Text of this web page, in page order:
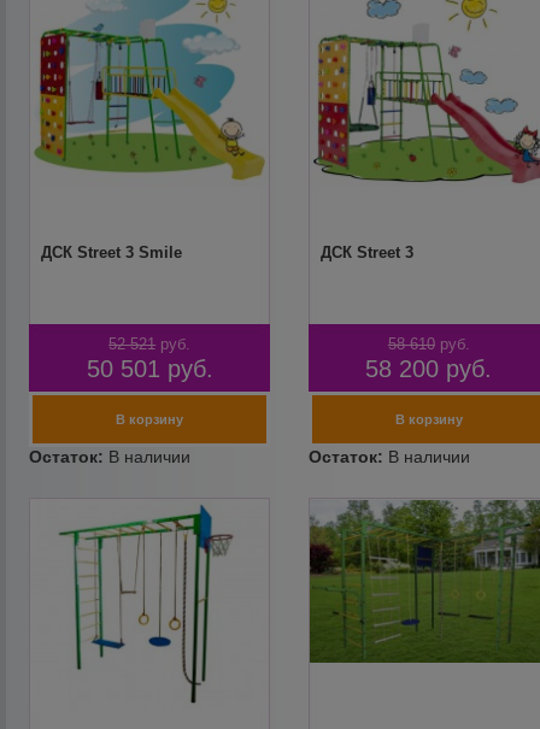
ДСК Street 3 Smile
52 521 руб.
50 501 руб.
ДСК Street 3
58 610 руб.
58 200 руб.